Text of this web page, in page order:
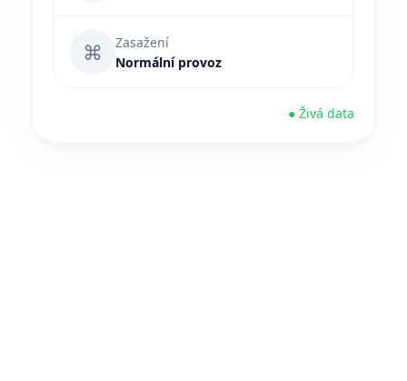
⌘
Zasažení
Normální provoz
● Živá data